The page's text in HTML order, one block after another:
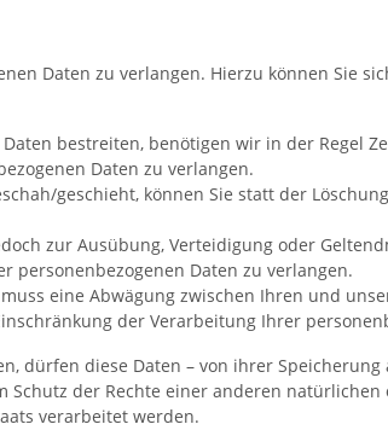
Daten zu verlangen. Hierzu können Sie
bestreiten, benötigen wir in der Regel
Daten zu verlangen.
geschieht, können Sie statt der
zur Ausübung, Verteidigung oder
personenbezogenen Daten zu verlangen.
eine Abwägung zwischen Ihren und
der Verarbeitung Ihrer
dürfen diese Daten – von ihrer
der Rechte einer anderen
verarbeitet werden.